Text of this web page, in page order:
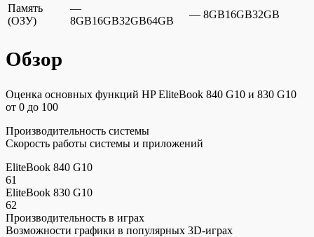
Память
(ОЗУ)
—
8GB16GB32GB64GB
— 8GB16GB32GB
Обзор
Оценка основных функций HP EliteBook 840 G10 и 830 G10
от 0 до 100
Производительность системы
Скорость работы системы и приложений
EliteBook 840 G10
61
EliteBook 830 G10
62
Производительность в играх
Возможности графики в популярных 3D-играх